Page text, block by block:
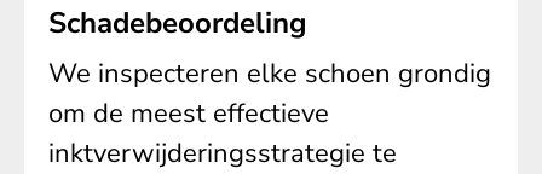
Schadebeoordeling
We inspecteren elke schoen grondig
om de meest effectieve
inktverwijderingsstrategie te